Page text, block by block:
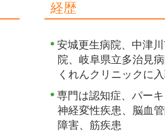
経歴
安城更生病院、中津
院、岐阜県立多治見
くれんクリニックに
専門は認知症、パー
神経変性疾患、脳血
障害、筋疾患